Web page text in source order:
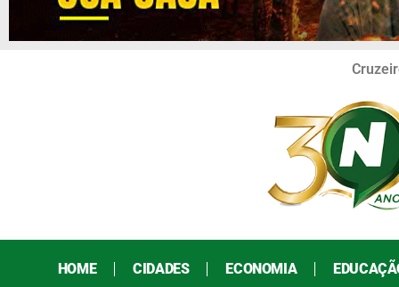
HOME CIDADES ECONOMIA